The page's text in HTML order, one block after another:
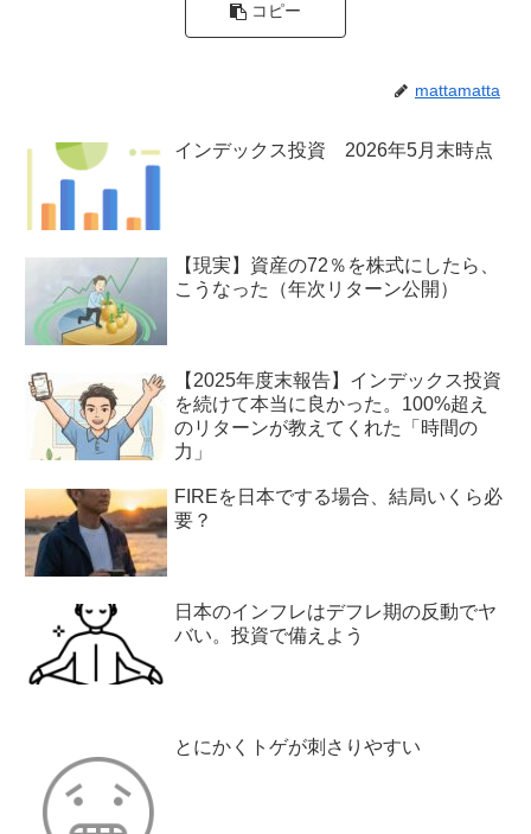
コピー
mattamatta
インデックス投資 2026年5月末時点
【現実】資産の72％を株式にしたら、
こうなった（年次リターン公開）
【2025年度末報告】インデックス投資
を続けて本当に良かった。100%超え
のリターンが教えてくれた「時間の
力」
FIREを日本でする場合、結局いくら必
要？
日本のインフレはデフレ期の反動でヤ
バい。投資で備えよう
とにかくトゲが刺さりやすい